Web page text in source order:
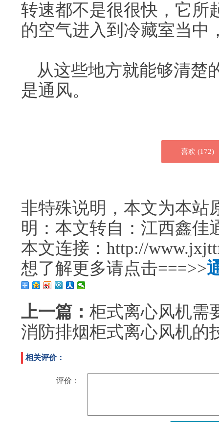
转速都不是很很快，它所
的空气进入到冷藏室当中
从这些地方就能够清楚
是通风。
喜欢 (172)
非特殊说明，本文为本站
明：本文转自：江西鑫佳
本文连接：http://
想了解更多请点击===>>
上一篇： 柜式离心风机需
消防排烟柜式离心风机的
相关评价：
评价：